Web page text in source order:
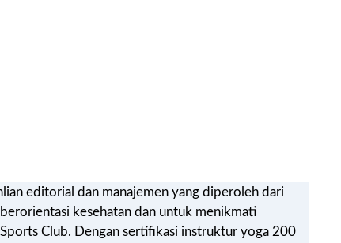
editorial dan manajemen yang diperoleh dari
kesehatan dan untuk menikmati
Club. Dengan sertifikasi instruktur yoga 200